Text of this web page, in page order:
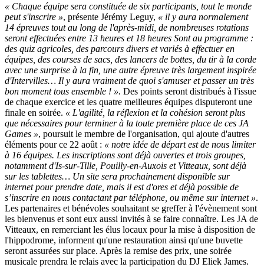
« Chaque équipe sera constituée de six participants, tout le monde
peut s'inscrire », présente Jérémy Leguy, « il y aura normalement
14 épreuves tout au long de l'après-midi, de nombreuses rotations
seront effectuées entre 13 heures et 18 heures Sont au programme :
des quiz agricoles, des parcours divers et variés à effectuer en
équipes, des courses de sacs, des lancers de bottes, du tir à la corde
avec une surprise à la fin, une autre épreuve très largement inspirée
d'Intervilles… Il y aura vraiment de quoi s'amuser et passer un très
bon moment tous ensemble ! ». Des points seront distribués à l'issue
de chaque exercice et les quatre meilleures équipes disputeront une
finale en soirée. « L'agilité, la réflexion et la cohésion seront plus
que nécessaires pour terminer à la toute première place de ces JA
Games », poursuit le membre de l'organisation, qui ajoute d'autres
éléments pour ce 22 août : « notre idée de départ est de nous limiter
à 16 équipes. Les inscriptions sont déjà ouvertes et trois groupes,
notamment d'Is-sur-Tille, Pouilly-en-Auxois et Vitteaux, sont déjà
sur les tablettes… Un site sera prochainement disponible sur
internet pour prendre date, mais il est d'ores et déjà possible de
s’inscrire en nous contactant par téléphone, ou même sur internet ».
Les partenaires et bénévoles souhaitant se greffer à l'évènement sont
les bienvenus et sont eux aussi invités à se faire connaître. Les JA de
Vitteaux, en remerciant les élus locaux pour la mise à disposition de
l'hippodrome, informent qu'une restauration ainsi qu'une buvette
seront assurées sur place. Après la remise des prix, une soirée
musicale prendra le relais avec la participation du DJ Eliek James.